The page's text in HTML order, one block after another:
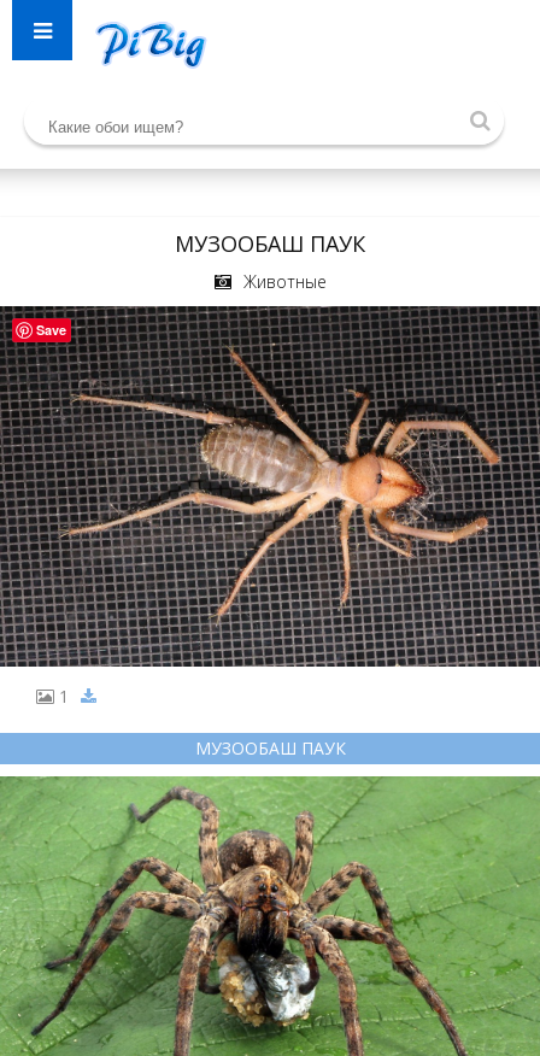
МУЗООБАШ ПАУК
Животные
1
МУЗООБАШ ПАУК
Save